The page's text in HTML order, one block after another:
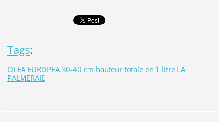
Tags:
OLEA EUROPEA 30-40 cm hauteur totale en 1 litre LA
PALMERAIE